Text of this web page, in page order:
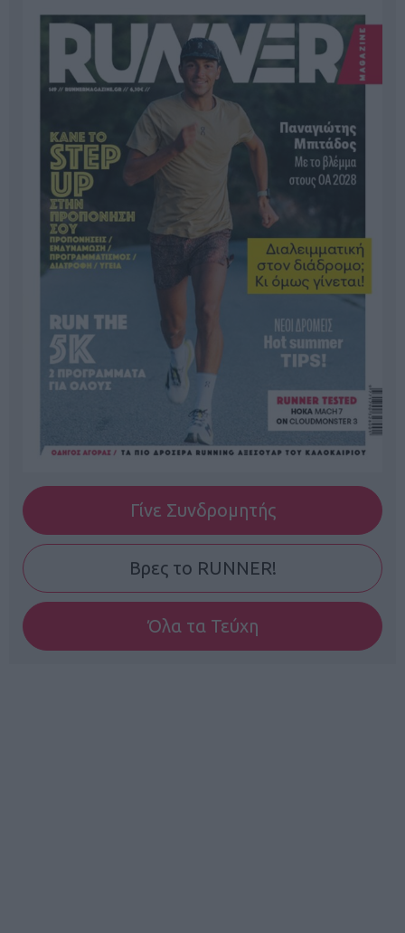
Γίνε Συνδρομητής
Βρες το RUNNER!
Όλα τα Τεύχη